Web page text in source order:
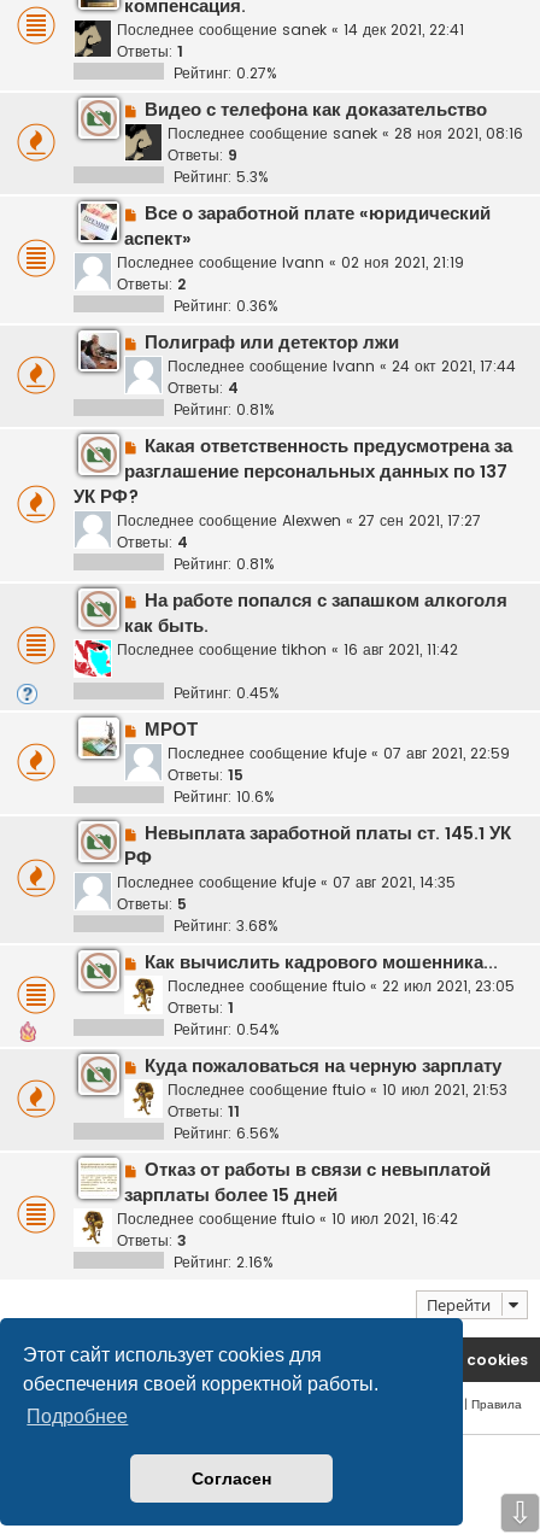
Этот сайт использует cookies для
обеспечения своей корректной работы.
Подробнее
Согласен
компенсация.
Последнее сообщение sanek « 14 дек 2021, 22:41
Ответы: 1
Рейтинг: 0.27%
Видео с телефона как доказательство
Последнее сообщение sanek « 28 ноя 2021, 08:16
Ответы: 9
Рейтинг: 5.3%
Все о заработной плате «юридический
аспект»
Последнее сообщение Ivann « 02 ноя 2021, 21:19
Ответы: 2
Рейтинг: 0.36%
Полиграф или детектор лжи
Последнее сообщение Ivann « 24 окт 2021, 17:44
Ответы: 4
Рейтинг: 0.81%
Какая ответственность предусмотрена за
разглашение персональных данных по 137
УК РФ?
Последнее сообщение Alexwen « 27 сен 2021, 17:27
Ответы: 4
Рейтинг: 0.81%
На работе попался с запашком алкоголя
как быть.
Последнее сообщение tikhon « 16 авг 2021, 11:42
Рейтинг: 0.45%
МРОТ
Последнее сообщение kfuje « 07 авг 2021, 22:59
Ответы: 15
Рейтинг: 10.6%
Невыплата заработной платы ст. 145.1 УК
РФ
Последнее сообщение kfuje « 07 авг 2021, 14:35
Ответы: 5
Рейтинг: 3.68%
Как вычислить кадрового мошенника...
Последнее сообщение ftuio « 22 июл 2021, 23:05
Ответы: 1
Рейтинг: 0.54%
Куда пожаловаться на черную зарплату
Последнее сообщение ftuio « 10 июл 2021, 21:53
Ответы: 11
Рейтинг: 6.56%
Отказ от работы в связи с невыплатой
зарплаты более 15 дней
Последнее сообщение ftuio « 10 июл 2021, 16:42
Ответы: 3
Рейтинг: 2.16%
Перейти
На главную Удалить cookies
| Правила
⇩
© safetlaw.ru - охрана и безопасность, 2013-2026